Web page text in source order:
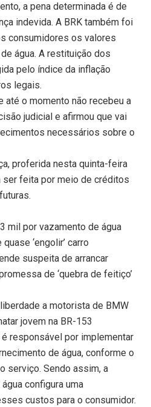
a pena determinada é de
indevida. A BRK também foi
consumidores os valores
água. A restituição dos
pelo índice da inflação
legais.
até o momento não recebeu a
judicial e afirmou que vai
necessários sobre o
proferida nesta quinta-feira
ser feita por meio de créditos
mil por vazamento de água
‘engolir’ carro
suspeita de arrancar
de ‘quebra de feitiço’
a motorista de BMW
jovem na BR-153
é responsável por implementar
de água, conforme o
serviço. Sendo assim, a
configura uma
custos para o consumidor.